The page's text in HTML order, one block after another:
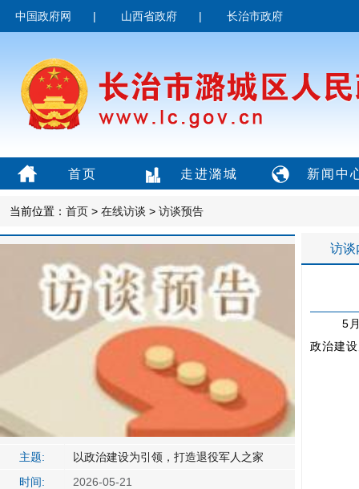
中国政府网 | 山西省政府 | 长治市政府
首页 走进潞城 新闻中
当前位置： 首页 > 在线访谈 > 访谈预告
主题:
以政治建设为引领，打造退役军人之家
时间:
2026-05-21
访谈
5月26
政治建